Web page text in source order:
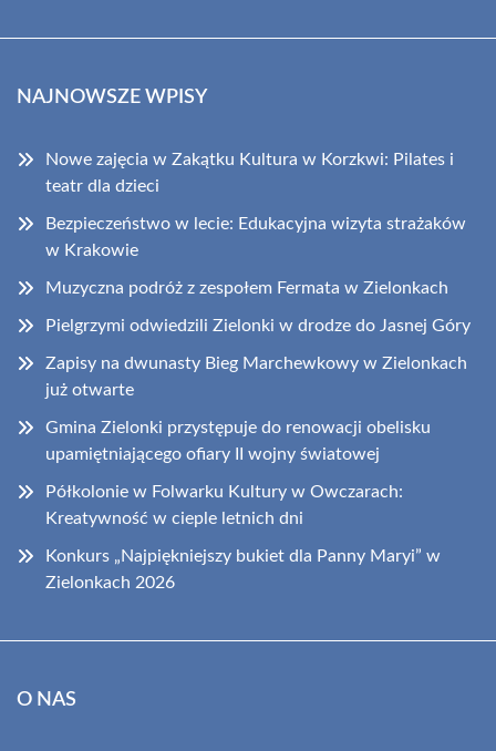
NAJNOWSZE WPISY
Nowe zajęcia w Zakątku Kultura w Korzkwi: Pilates i
teatr dla dzieci
Bezpieczeństwo w lecie: Edukacyjna wizyta strażaków
w Krakowie
Muzyczna podróż z zespołem Fermata w Zielonkach
Pielgrzymi odwiedzili Zielonki w drodze do Jasnej Góry
Zapisy na dwunasty Bieg Marchewkowy w Zielonkach
już otwarte
Gmina Zielonki przystępuje do renowacji obelisku
upamiętniającego ofiary II wojny światowej
Półkolonie w Folwarku Kultury w Owczarach:
Kreatywność w cieple letnich dni
Konkurs „Najpiękniejszy bukiet dla Panny Maryi” w
Zielonkach 2026
O NAS